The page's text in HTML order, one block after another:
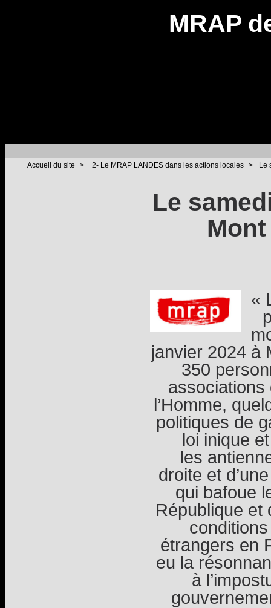
MRAP
Accueil du site > 2- Le MRAP LANDES dans les actions locales > Le
Le
«
janvier 2024 à
350
associations
l’Homme,
politiques de
loi inique
les
droite et
qui bafoue
République et
étrangers en
eu la
à